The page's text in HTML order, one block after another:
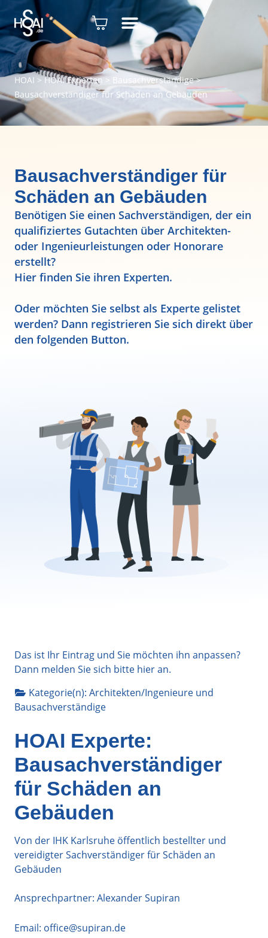
HOAI > HOAI Experten> Bausachverständige>
Bausachverständiger für Schäden an Gebäuden
Bausachverständiger für
Schäden an Gebäuden
Benötigen Sie einen Sachverständigen, der ein
qualifiziertes Gutachten über Architekten-
oder Ingenieurleistungen oder Honorare
erstellt?
Hier finden Sie ihren Experten.
Oder möchten Sie selbst als Experte gelistet
werden? Dann registrieren Sie sich direkt über
den folgenden Button.
Das ist Ihr Eintrag und Sie möchten ihn anpassen?
Dann melden Sie sich bitte hieran.
Kategorie(n): Architekten/Ingenieure und
Bausachverständige
HOAI Experte:
Bausachverständiger
für Schäden an
Gebäuden
Von der IHK Karlsruhe öffentlich bestellter und
vereidigter Sachverständiger für Schäden an
Gebäuden
Ansprechpartner: Alexander Supiran
Email: office@supiran.de